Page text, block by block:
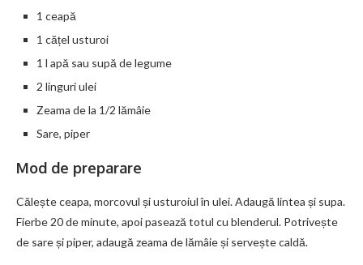
1 ceapă
1 cățel usturoi
1 l apă sau supă de legume
2 linguri ulei
Zeama de la 1/2 lămâie
Sare, piper
Mod de preparare
Călește ceapa, morcovul și usturoiul în ulei. Adaugă lintea și supa.
Fierbe 20 de minute, apoi pasează totul cu blenderul. Potrivește
de sare și piper, adaugă zeama de lămâie și servește caldă.